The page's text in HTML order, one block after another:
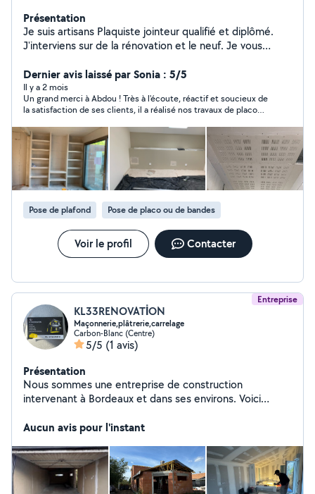
Présentation
Je suis artisans Plaquiste jointeur qualifié et diplômé.
J'interviens sur de la rénovation et le neuf. Je vous
plafond - auto porter - pose de portes à galandage -
plaquo coller, -isolation en laine de verre et bois -pose
membranes -démolitions -habillage de gerberie - -
toutes niches souhaiter - bandes - doublage en appui
optima
Dernier avis laissé par Sonia : 5/5
Il y a 2 mois
Un grand merci à Abdou ! Très à l'écoute, réactif et soucieux de
la satisfaction de ses clients, il a réalisé nos travaux de placo
à la hauteur de nos attentes. Nous n'hésiterons pas à faire de
nouveau appel à lui pour de futurs travaux.
Pose de plafond Pose de placo ou de bandes
Voir le profil Contacter
Entreprise
KL33RENOVATİON
Maçonnerie,plâtrerie,carrelage
Carbon-Blanc (Centre)
5/5 (1 avis)
Présentation
Nous sommes une entreprise de construction
intervenant à Bordeaux et dans ses environs. Voici
Maçonnerie ,terrassement,carrelage placo plâtrerie
Aucun avis pour l'instant